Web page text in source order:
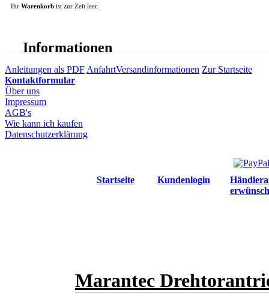
Ihr Warenkorb ist zur Zeit leer.
Informationen
Anleitungen als PDF AnfahrtVersandinformationen Zur Startseite
Kontaktformular
Über uns
Impressum
AGB's
Wie kann ich kaufen
Datenschutzerklärung
Startseite Kundenlogin
Marantec